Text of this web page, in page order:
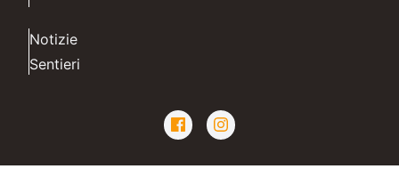
Notizie
Sentieri